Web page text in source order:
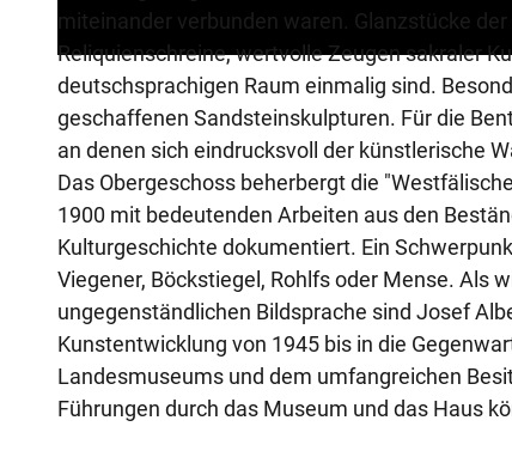
e
n
miteinander verbunden waren. Glanzstücke
Reliquienschreine, wertvolle Zeugen sakraler
deutschsprachigen Raum einmalig sind.
geschaffenen Sandsteinskulpturen. Für die
an denen sich eindrucksvoll der künstlerische
Das Obergeschoss beherbergt die
1900 mit bedeutenden Arbeiten aus den
Kulturgeschichte dokumentiert. Ein
Viegener, Böckstiegel, Rohlfs oder Mense. Als
ungegenständlichen Bildsprache sind Josef
Kunstentwicklung von 1945 bis in die
Landesmuseums und dem umfangreichen
Führungen durch das Museum und das Haus